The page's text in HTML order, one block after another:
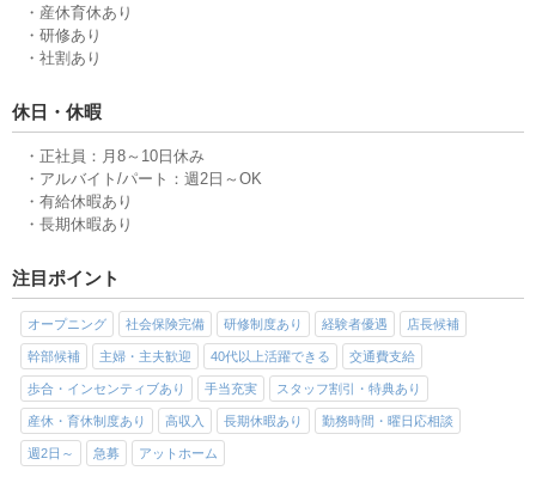
・産休育休あり
・研修あり
・社割あり
休日・休暇
・正社員：月8～10日休み
・アルバイト/パート：週2日～OK
・有給休暇あり
・長期休暇あり
注目ポイント
オープニング 社会保険完備 研修制度あり 経験者優遇 店長候補
幹部候補 主婦・主夫歓迎 40代以上活躍できる 交通費支給
歩合・インセンティブあり 手当充実 スタッフ割引・特典あり
産休・育休制度あり 高収入 長期休暇あり 勤務時間・曜日応相談
週2日～ 急募 アットホーム